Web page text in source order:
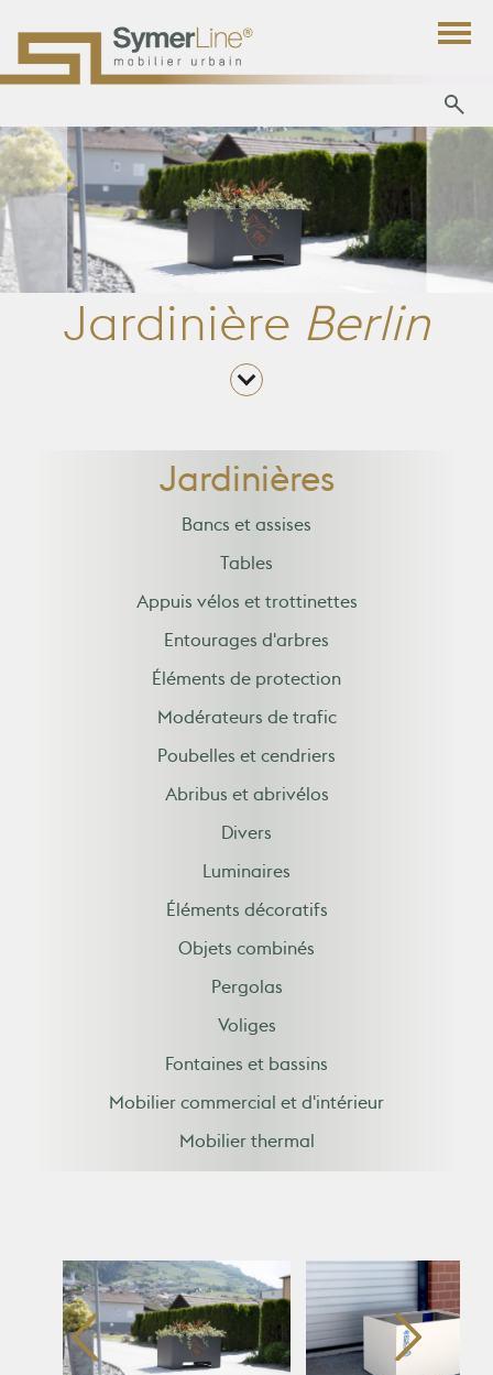
JardinièreBerlin
Jardinières
Bancs et assises
Tables
Appuis vélos et trottinettes
Entourages d'arbres
Éléments de protection
Modérateurs de trafic
Poubelles et cendriers
Abribus et abrivélos
Divers
Luminaires
Éléments décoratifs
Objets combinés
Pergolas
Voliges
Fontaines et bassins
Mobilier commercial et d'intérieur
Mobilier thermal